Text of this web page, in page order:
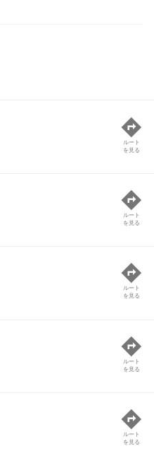
ルート
を見る
ルート
を見る
ルート
を見る
ルート
を見る
ルート
を見る